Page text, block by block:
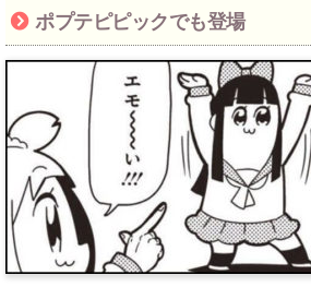
ポプテピピックでも登場